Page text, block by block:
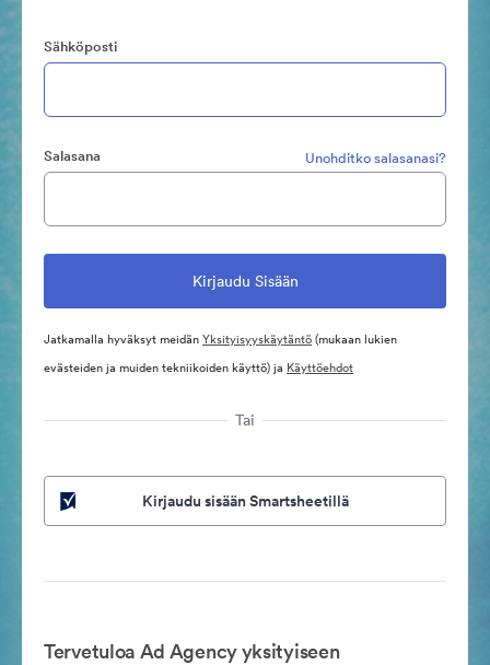
Sähköposti
Salasana Unohditko salasanasi?
Jatkamalla hyväksyt meidänYksityisyyskäytäntö(mukaan lukien
evästeiden ja muiden tekniikoiden käyttö) ja Käyttöehdot
Tai
Kirjaudu sisään Smartsheetillä
Tervetuloa Ad Agency yksityiseen